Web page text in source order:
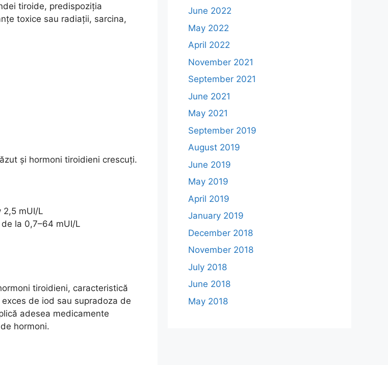
tiroide, predispoziția
toxice sau radiații, sarcina,
și hormoni tiroidieni crescuți.
2,5 mUI/L
la 0,7–64 mUI/L
tiroidieni, caracteristică
de iod sau supradoza de
adesea medicamente
hormoni.
June 2022
May 2022
April 2022
November 2021
September 2021
June 2021
May 2021
September 2019
August 2019
June 2019
May 2019
April 2019
January 2019
December 2018
November 2018
July 2018
June 2018
May 2018